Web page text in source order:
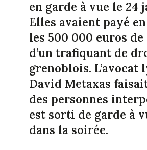
en garde à vue le 24
Elles avaient payé
les 500 000 euros
d’un trafiquant de
grenoblois. L’avocat
David Metaxas
des personnes
est sorti de garde à
dans la soirée.